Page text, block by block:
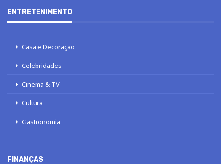
ENTRETENIMENTO
Casa e Decoração
Celebridades
Cinema & TV
Cultura
Gastronomia
FINANÇAS